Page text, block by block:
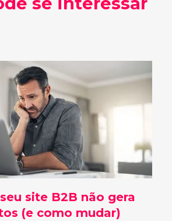
site B2B não gera
(e como mudar)